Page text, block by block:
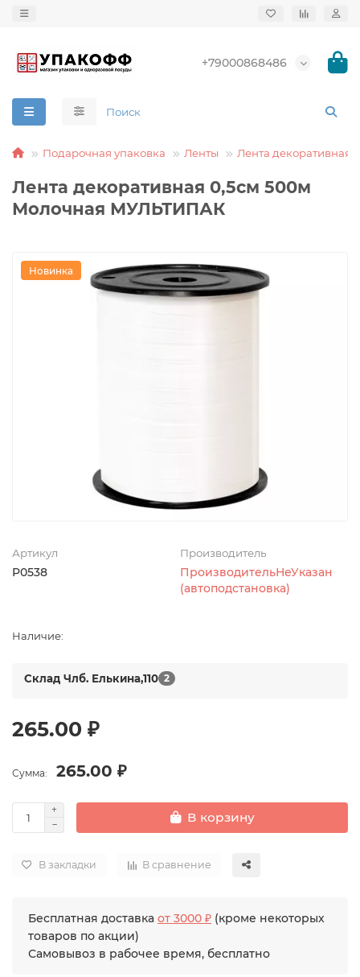
+79000868486
Подарочная упаковка Ленты Лента декоративная
Лента декоративная 0,5см 500м
Молочная МУЛЬТИПАК
Новинка
Артикул
P0538
Производитель
ПроизводительНеУказан
(автоподстановка)
Наличие:
Склад Члб. Елькина,110 2
265.00 ₽
Сумма: 265.00 ₽
В корзину
В закладки В сравнение
Бесплатная доставка от 3000 ₽ (кроме некоторых
товаров по акции)
Самовывоз в рабочее время, бесплатно